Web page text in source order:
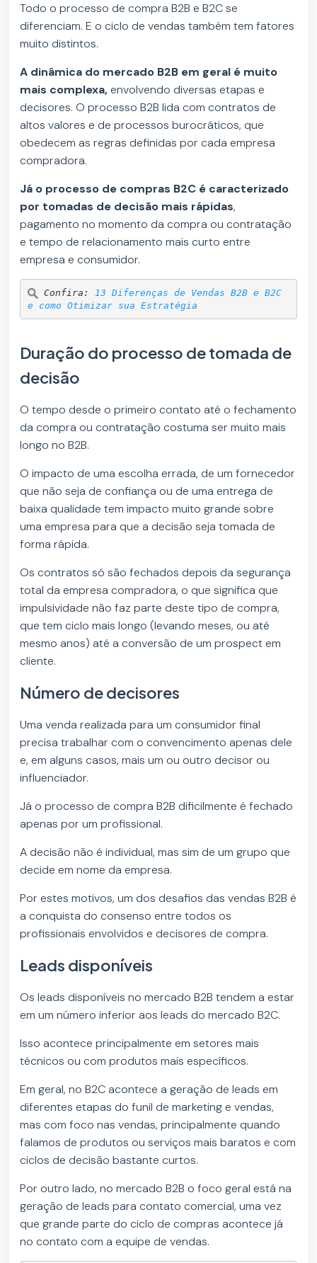
Todo o processo de compra B2B e B2C se
diferenciam. E o ciclo de vendas também tem fatores
muito distintos.
A dinâmica do mercado B2B em geral é muito
mais complexa,envolvendo diversas etapas e
decisores. O processo B2B lida com contratos de
altos valores e de processos burocráticos, que
obedecem as regras definidas por cada empresa
compradora.
Já o processo de compras B2C é caracterizado
por tomadas de decisão mais rápidas,
pagamento no momento da compra ou contratação
e tempo de relacionamento mais curto entre
empresa e consumidor.
Confira:
13 Diferenças de Vendas B2B e B2C
e como Otimizar sua Estratégia
Duração do processo de tomada de
decisão
O tempo desde o primeiro contato até o fechamento
da compra ou contratação costuma ser muito mais
longo no B2B.
O impacto de uma escolha errada, de um fornecedor
que não seja de confiança ou de uma entrega de
baixa qualidade tem impacto muito grande sobre
uma empresa para que a decisão seja tomada de
forma rápida.
Os contratos só são fechados depois da segurança
total da empresa compradora, o que significa que
impulsividade não faz parte deste tipo de compra,
que tem ciclo mais longo (levando meses, ou até
mesmo anos) até a conversão de um prospect em
cliente.
Número de decisores
Uma venda realizada para um consumidor final
precisa trabalhar com o convencimento apenas dele
e, em alguns casos, mais um ou outro decisor ou
influenciador.
Já o processo de compra B2B dificilmente é fechado
apenas por um profissional.
A decisão não é individual, mas sim de um grupo que
decide em nome da empresa.
Por estes motivos, um dos desafios das vendas B2B é
a conquista do consenso entre todos os
profissionais envolvidos e decisores de compra.
Leads disponíveis
Os leads disponíveis no mercado B2B tendem a estar
em um número inferior aos leads do mercado B2C.
Isso acontece principalmente em setores mais
técnicos ou com produtos mais específicos.
Em geral, no B2C acontece a geração de leads em
diferentes etapas do funil de marketing e vendas,
mas com foco nas vendas, principalmente quando
falamos de produtos ou serviços mais baratos e com
ciclos de decisão bastante curtos.
Por outro lado, no mercado B2B o foco geral está na
geração de leads para contato comercial, uma vez
que grande parte do ciclo de compras acontece já
no contato com a equipe de vendas.